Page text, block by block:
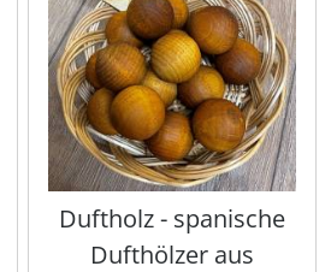
Duftholz - spanische
Dufthölzer aus